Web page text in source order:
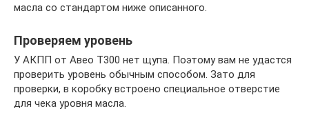
масла со стандартом ниже описанного.
Проверяем уровень
У АКПП от Авео Т300 нет щупа. Поэтому вам не удастся
проверить уровень обычным способом. Зато для
проверки, в коробку встроено специальное отверстие
для чека уровня масла.